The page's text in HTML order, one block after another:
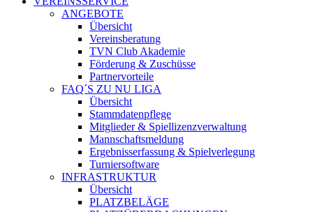
ANGEBOTE
Übersicht
Vereinsberatung
TVN Club Akademie
Förderung & Zuschüsse
Partnervorteile
FAQ´S ZU NU LIGA
Übersicht
Stammdatenpflege
Mitglieder & Spiellizenzverwaltung
Mannschaftsmeldung
Ergebnisserfassung & Spielverlegung
Turniersoftware
INFRASTRUKTUR
Übersicht
PLATZBELÄGE